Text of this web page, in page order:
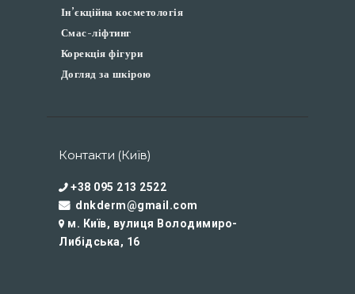
Ін’єкційна косметологія
Смас-ліфтинг
Корекція фігури
Догляд за шкірою
Контакти (Київ)
+38 095 213 2522
dnkderm@gmail.com
м. Київ, вулиця Володимиро-
Либідська, 16